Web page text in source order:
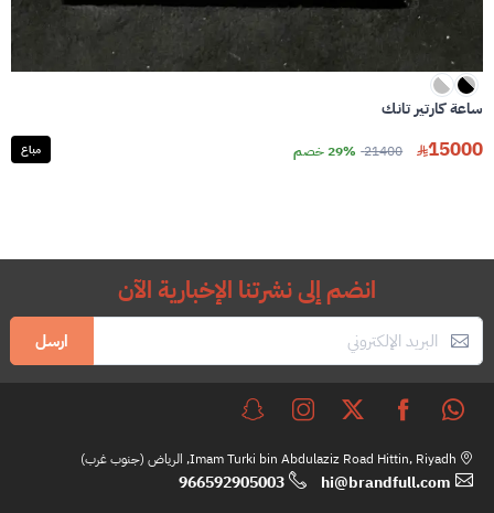
ساعة كارتير تانك
15000
21400 29% خصم مباع
انضم إلى نشرتنا الإخبارية الآن
ارسل
Imam Turki bin Abdulaziz Road Hittin, Riyadh, الرياض (جنوب غرب)
hi@brandfull.com
966592905003